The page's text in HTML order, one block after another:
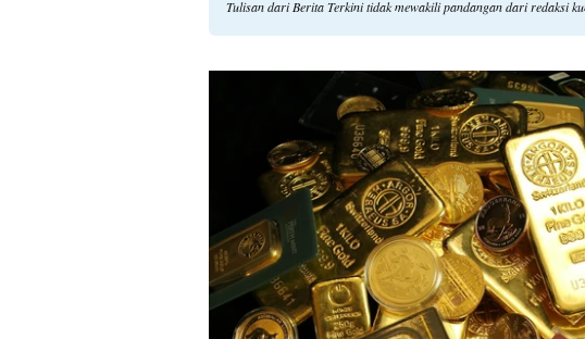
Tulisan dari Berita Terkini tidak mewakili pandangan dari redaksi